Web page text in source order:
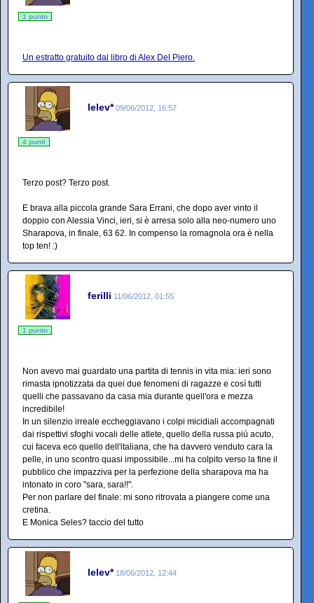
1 punto
Un estratto gratuito dal libro di Alex Del Piero.
lelev* 09/06/2012, 16:57
4 punti
Terzo post? Terzo post.
E brava alla piccola grande Sara Errani, che dopo aver vinto il
doppio con Alessia Vinci, ieri, si è arresa solo alla neo-numero uno
Sharapova, in finale, 63 62. In compenso la romagnola ora è nella
top ten! :)
ferilli 11/06/2012, 01:55
1 punto
Non avevo mai guardato una partita di tennis in vita mia: ieri sono
rimasta ipnotizzata da quei due fenomeni di ragazze e così tutti
quelli che passavano da casa mia durante quell'ora e mezza
incredibile!
In un silenzio irreale eccheggiavano i colpi micidiali accompagnati
dai rispettivi sfoghi vocali delle atlete, quello della russa più acuto,
cui faceva eco quello dell'italiana, che ha davvero venduto cara la
pelle, in uno scontro quasi impossibile...mi ha colpito verso la fine il
pubblico che impazziva per la perfezione della sharapova ma ha
intonato in coro "sara, sara!!".
Per non parlare del finale: mi sono ritrovata a piangere come una
cretina.
E Monica Seles? taccio del tutto
lelev* 18/06/2012, 12:44